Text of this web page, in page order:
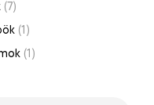
(7)
(1)
(1)